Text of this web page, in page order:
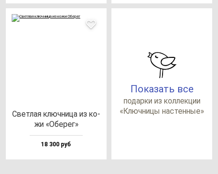
Свет­лая ключ­ни­ца из ко­
жи «Обе­рег»
18 300 руб
Показать все
по­дар­ки из кол­лек­ции
«Ключ­ни­цы нас­тен­ные»